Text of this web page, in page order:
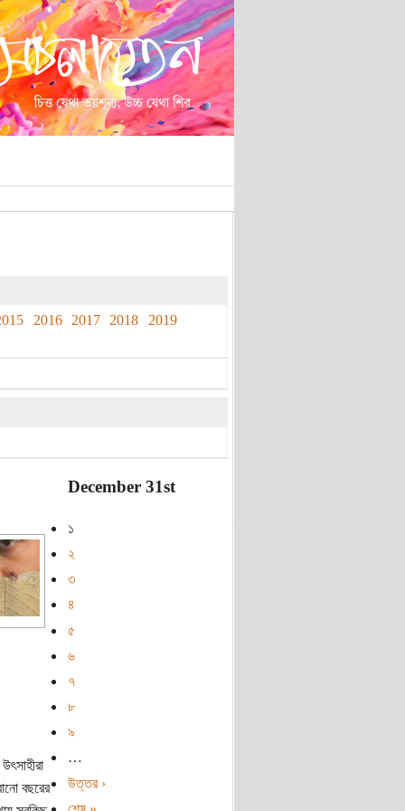
2016 2017 2018 2019
বছরের
December 31st
১
২
৩
৪
৫
৬
৭
৮
৯
…
উত্তর ›